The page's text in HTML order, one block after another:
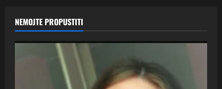
NEMOJTE PROPUSTITI